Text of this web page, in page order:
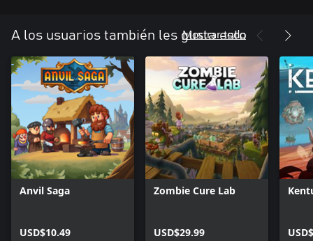
A los usuarios también les gusta esto
Mostrar todo
Anvil Saga
USD$10.49
Zombie Cure Lab
USD$29.99